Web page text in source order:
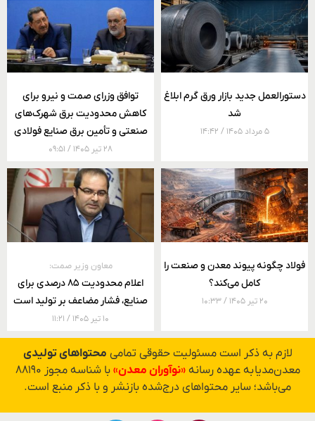
دستورالعمل جدید بازار ورق گرم ابلاغ
شد
۵ مرداد ۱۴۰۵
توافق وزرای صمت و نیرو برای
کاهش محدودیت برق شهرک‌های
صنعتی و تأمین برق صنایع فولادی
۲۸ تیر ۱۴۰۵
فولاد چگونه پیوند معدن و صنعت را
کامل می‌کند؟
۲۰ تیر ۱۴۰۵ ۱۰:۳۳
معاون وزیر صمت:
اعلام محدودیت ۸۵ درصدی برای
صنایع، فشار مضاعف بر تولید است
۱۰ تیر ۱۴۰۵
لازم به ذکر است مسئولیت حقوقی تمامی محتواهای تولیدی
معدن‌مدیا به عهده رسانه«نوآوران معدن»
با شناسه مجوز ۸۸۱۹۰
می‌باشد؛ سایر محتواهای درج‌شده بازنشر و با ذکر منبع است.